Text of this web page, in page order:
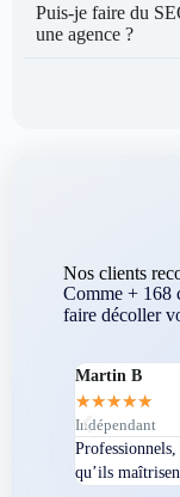
Puis-je faire du
une agence ?
Nos clients
Comme + 168
faire décoller
Martin B
★★★★★
Indépendant
qu’ils